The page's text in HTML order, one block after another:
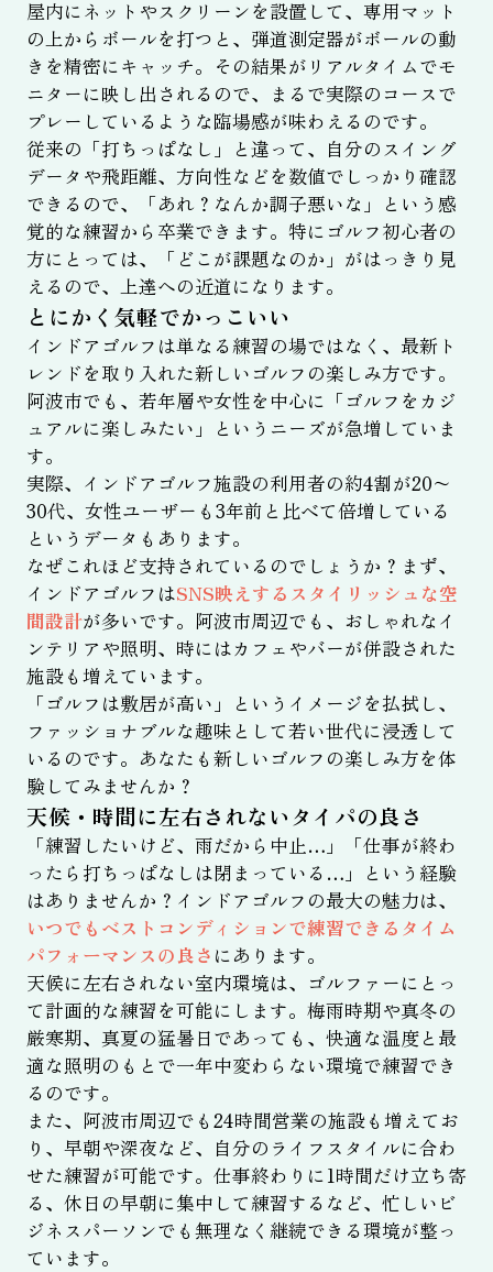
屋内にネットやスクリーンを設置して、専用マット
の上からボールを打つと、弾道測定器がボールの動
きを精密にキャッチ。その結果がリアルタイムでモ
ニターに映し出されるので、まるで実際のコースで
プレーしているような臨場感が味わえるのです。
従来の「打ちっぱなし」と違って、自分のスイング
データや飛距離、方向性などを数値でしっかり確認
できるので、「あれ？なんか調子悪いな」という感
覚的な練習から卒業できます。特にゴルフ初心者の
方にとっては、「どこが課題なのか」がはっきり見
えるので、上達への近道になります。
とにかく気軽でかっこいい
インドアゴルフは単なる練習の場ではなく、最新ト
レンドを取り入れた新しいゴルフの楽しみ方です。
阿波市でも、若年層や女性を中心に「ゴルフをカジ
ュアルに楽しみたい」というニーズが急増していま
す。
実際、インドアゴルフ施設の利用者の約4割が20〜
30代、女性ユーザーも3年前と比べて倍増している
というデータもあります。
なぜこれほど支持されているのでしょうか？まず、
インドアゴルフはSNS映えするスタイリッシュな空
間設計が多いです。阿波市周辺でも、おしゃれなイ
ンテリアや照明、時にはカフェやバーが併設された
施設も増えています。
「ゴルフは敷居が高い」というイメージを払拭し、
ファッショナブルな趣味として若い世代に浸透して
いるのです。あなたも新しいゴルフの楽しみ方を体
験してみませんか？
天候・時間に左右されないタイパの良さ
「練習したいけど、雨だから中止…」「仕事が終わ
ったら打ちっぱなしは閉まっている…」という経験
はありませんか？インドアゴルフの最大の魅力は、
いつでもベストコンディションで練習できるタイム
パフォーマンスの良さ にあります。
天候に左右されない室内環境は、ゴルファーにとっ
て計画的な練習を可能にします。梅雨時期や真冬の
厳寒期、真夏の猛暑日であっても、快適な温度と最
適な照明のもとで一年中変わらない環境で練習でき
るのです。
また、阿波市周辺でも24時間営業の施設も増えてお
り、早朝や深夜など、自分のライフスタイルに合わ
せた練習が可能です。仕事終わりに1時間だけ立ち寄
る、休日の早朝に集中して練習するなど、忙しいビ
ジネスパーソンでも無理なく継続できる環境が整っ
ています。